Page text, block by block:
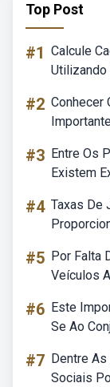
Top Post
#1 Calcule
#2 Conhecer
#3 Entre Os
Existem
#4 Taxas De
#5 Por Falta
Veículos
#6 Este
Se Ao
#7 Dentre
Sociais